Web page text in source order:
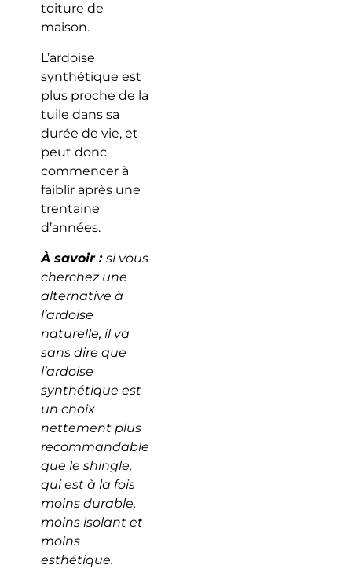
toiture de
maison.
L’ardoise
synthétique est
plus proche de la
tuile dans sa
durée de vie, et
peut donc
commencer à
faiblir après une
trentaine
d’années.
À savoir : si vous
cherchez une
alternative à
l’ardoise
naturelle, il va
sans dire que
l’ardoise
synthétique est
un choix
nettement plus
recommandable
que le shingle,
qui est à la fois
moins durable,
moins isolant et
moins
esthétique.